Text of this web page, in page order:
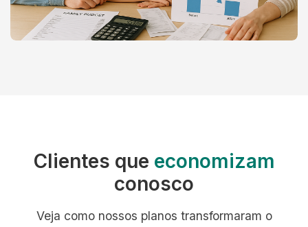
Clientes que economizam
conosco
Veja como nossos planos transformaram o